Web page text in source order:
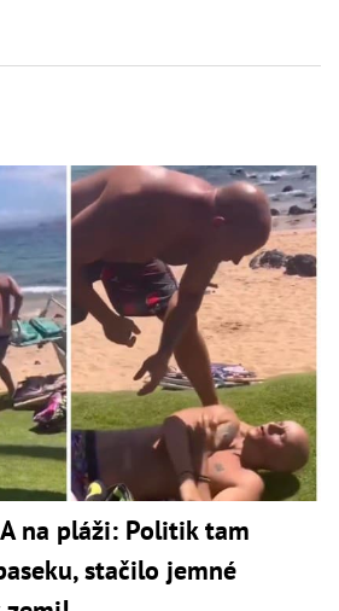
na pláži: Politik tam
stačilo jemné